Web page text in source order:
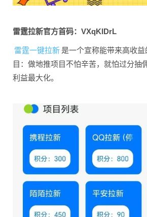
雷霆拉新官方首码：VXqKlDrL
雷霆一键拉新 是一个宣称能带来高收
目：做地推项目不怕辛苦，就怕过分抽
利益最大化。